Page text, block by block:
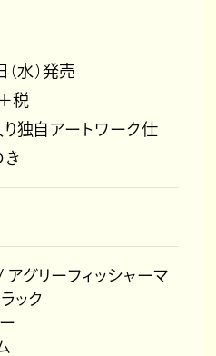
水）発売
税
独自アートワーク仕
き
グリーフィッシャーマ
ック